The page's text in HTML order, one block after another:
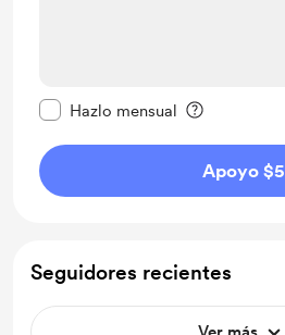
Hazlo mensual
Apoyo $5
Seguidores recientes